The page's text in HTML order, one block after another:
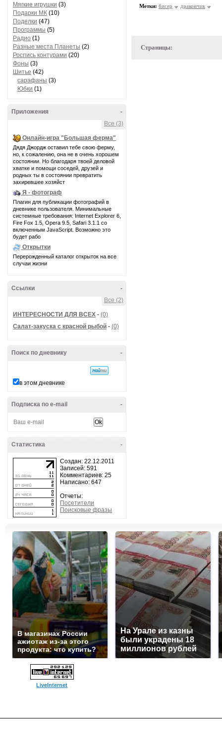
Мягкие игрушки (3)
Подарки МК (10)
Поделки (47)
Программы (5)
Радио (1)
Разные места Планеты (2)
Роспись контурами (20)
Фоны (3)
Шитье (42)
сарафаны (3)
Юбки (1)
-
Приложения
Все (3)
Онлайн-игра "Большая ферма"
Дядя Джордж оставил тебе свою ферму,
но, к сожалению, она не в очень хорошем
состоянии. Но благодаря твоей деловой
хватке и помощи соседей, друзей и
родных ты в состоянии превратить
захиревшее хозяйст
Я - фотограф
Плагин для публикации фотографий в
дневнике пользователя. Минимальные
системные требования: Internet Explorer 6,
Fire Fox 1.5, Opera 9.5, Safari 3.1.1 со
включенным JavaScript. Возможно это
будет рабо
Открытки
Перерожденный каталог открыток на все
случаи жизни
-
Ссылки
Все (2)
ИНТЕРЕСНОСТИ ДЛЯ ВСЕХ - (0)
Салат-закуска с красной рыбой - (0)
-
Поиск по дневнику
в этом дневнике
-
Подписка по e-mail
-
Статистика
Создан: 22.12.2011
Записей: 591
Комментариев: 25
Написано: 647
Отчеты:
Посетители
Поисковые фразы
Метки: бисер дракончик
Страницы:
В магазинах России
ажиотаж из-за этого
продукта: что купить?
На Урале из казны
были украдены 18
миллионов рублей
LiveInternet